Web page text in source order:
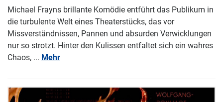
Michael Frayns brillante Komödie entführt das Publikum in
die turbulente Welt eines Theaterstücks, das vor
Missverständnissen, Pannen und absurden Verwicklungen
nur so strotzt. Hinter den Kulissen entfaltet sich ein wahres
Chaos, ... Mehr